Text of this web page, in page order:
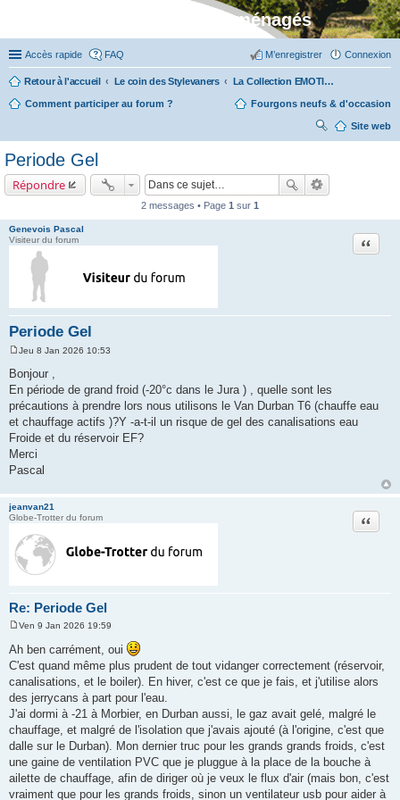
Stylevan - Vans aménagés
Accès rapide FAQ Connexion
M’enregistrer
Retour à l'accueil Le coin des Stylevaners La Collection EMOTION (fabriquée en Vendée chez Fleurette)
Comment participer au forum ? Fourgons neufs & d'occasion
Site web
ch
Periode Gel
Répondre
2 messages • Page 1 sur 1
Genevois Pascal
Visiteur du forum
Periode Gel
Citation
s
s
a
g
e
Jeu 8 Jan 2026 10:53
Bonjour ,
En période de grand froid (-20°c dans le Jura ) , quelle sont les
précautions à prendre lors nous utilisons le Van Durban T6 (chauffe eau
et chauffage actifs )?Y -a-t-il un risque de gel des canalisations eau
Froide et du réservoir EF?
Merci
Pascal
jeanvan21
Globe-Trotter du forum
Re: Periode Gel
Citation
s
s
g
e
Ven 9 Jan 2026 19:59
Ah ben carrément, oui
C'est quand même plus prudent de tout vidanger correctement (réservoir,
canalisations, et le boiler). En hiver, c'est ce que je fais, et j'utilise alors
des jerrycans à part pour l'eau.
J'ai dormi à -21 à Morbier, en Durban aussi, le gaz avait gelé, malgré le
chauffage, et malgré de l'isolation que j'avais ajouté (à l'origine, c'est que
dalle sur le Durban). Mon dernier truc pour les grands grands froids, c'est
une gaine de ventilation PVC que je pluggue à la place de la bouche à
ailette de chauffage, afin de diriger où je veux le flux d'air (mais bon, c'est
vraiment que pour les grands froids, sinon un ventilateur usb pour aider à